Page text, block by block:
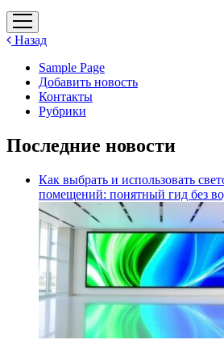
открыть
меню
Назад
Sample Page
Добавить новость
Контакты
Рубрики
Последние новости
Как выбрать и использовать
помещений: понятный гид без